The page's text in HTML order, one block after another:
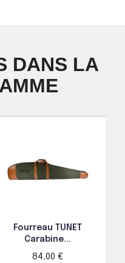
DANS LA
Fourreau TUNET
Carabine...
84,00 €